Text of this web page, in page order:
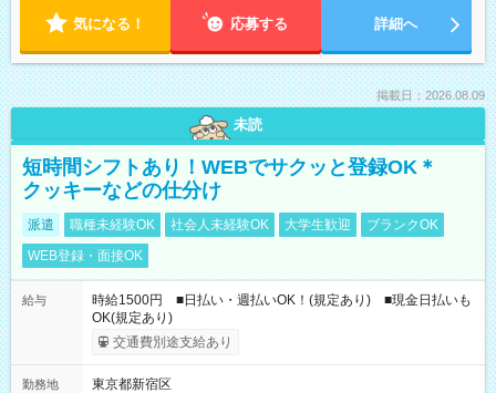
気になる！ 応募する 詳細へ
掲載日：2026.08.09
未読
短時間シフトあり！WEBでサクッと登録OK＊
クッキーなどの仕分け
派遣 職種未経験OK 社会人未経験OK 大学生歓迎
ブランクOK
WEB登録・面接OK
給与
時給1500円 ■日払い・週払いOK！(規定あり) ■現金日払いも
OK(規定あり)
交通費別途支給あり
勤務地
東京都新宿区